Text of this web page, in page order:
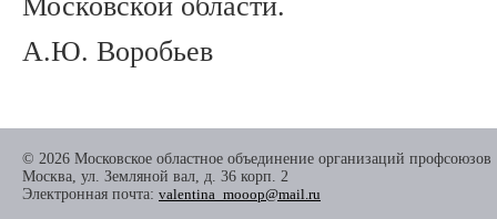
А.Ю. Воробьев
© 2026 Московское областное объединение организаций профсоюзов
Москва, ул. Земляной вал, д. 36 корп. 2
Электронная почта: valentina_mooop@mail.ru